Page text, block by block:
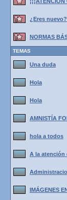
¿Eres
NORMAS
TEMAS
Una duda
Hola
Hola
AMNISTÍA
hola a todos
A la atención
IMÁGENES